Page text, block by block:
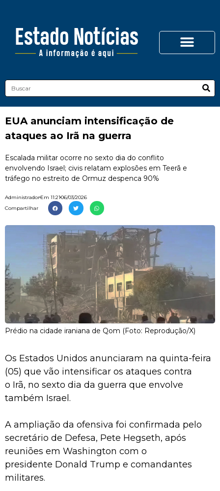
EUA anunciam intensificação de
ataques ao Irã na guerra
Escalada militar ocorre no sexto dia do conflito
envolvendo Israel; civis relatam explosões em Teerã e
tráfego no estreito de Ormuz despenca 90%
AdministradorEm 11:2106/03/2026
Compartilhar
Prédio na cidade iraniana de Qom (Foto: Reprodução/X)
Os Estados Unidos anunciaram na quinta-feira
(05) que vão intensificar os ataques contra
o Irã, no sexto dia da guerra que envolve
também Israel.
A ampliação da ofensiva foi confirmada pelo
secretário de Defesa, Pete Hegseth, após
reuniões em Washington com o
presidente Donald Trump e comandantes
militares.